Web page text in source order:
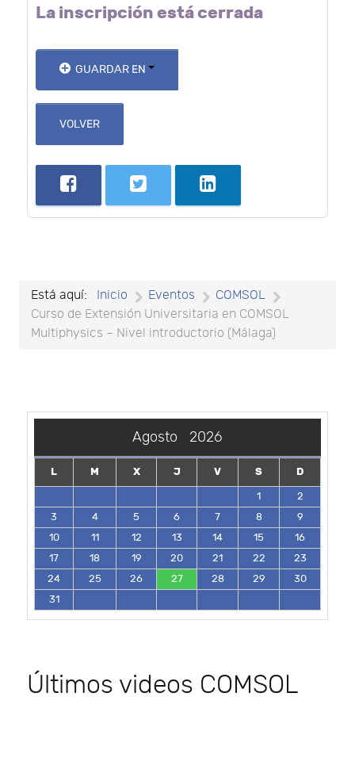
La inscripción está cerrada
GUARDAR EN
VOLVER
Está aquí: Inicio Eventos
COMSOL
Curso de Extensión Universitaria en COMSOL
Multiphysics – Nivel introductorio (Málaga)
Agosto 2026
L M X J V S
D
1
2
3
4 5 6 7 8
9
10
11 12 13 14 15
16
17
18 19 20 21 22
23
24
25 26 27 28 29
30
31
Últimos videos COMSOL